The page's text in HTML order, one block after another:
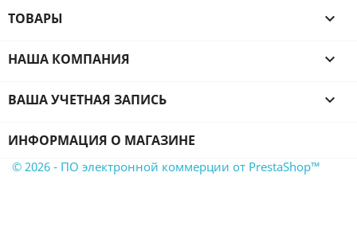
ТОВАРЫ 
НАША КОМПАНИЯ 
ВАША УЧЕТНАЯ ЗАПИСЬ 
ИНФОРМАЦИЯ О МАГАЗИНЕ
© 2026 - ПО электронной коммерции от PrestaShop™